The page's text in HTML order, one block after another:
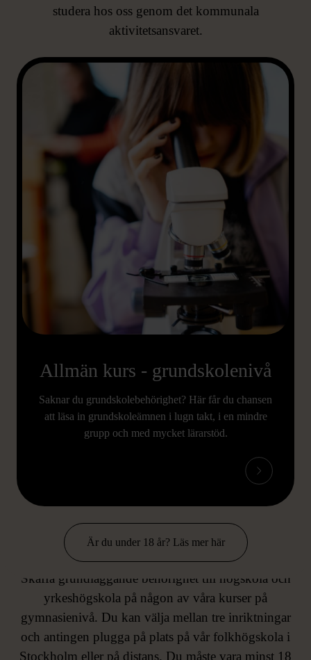
studera hos oss genom det kommunala
aktivitetsansvaret.
Allmän kurs - grundskolenivå
Saknar du grundskolebehörighet? Här får du chansen
att läsa in grundskoleämnen i lugn takt, i en mindre
grupp och med mycket lärarstöd.
Är du under 18 år? Läs mer här
ALLMÄNNA KURSER
GYMNASIENIVÅ
Skaffa grundläggande behörighet till högskola och
yrkeshögskola på någon av våra kurser på
gymnasienivå. Du kan välja mellan tre inriktningar
och antingen plugga på plats på vår folkhögskola i
Stockholm eller på distans. Du måste vara minst 18